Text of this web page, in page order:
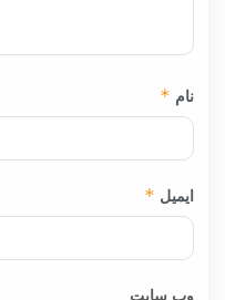
نام *
ایمیل *
وب‌ سایت